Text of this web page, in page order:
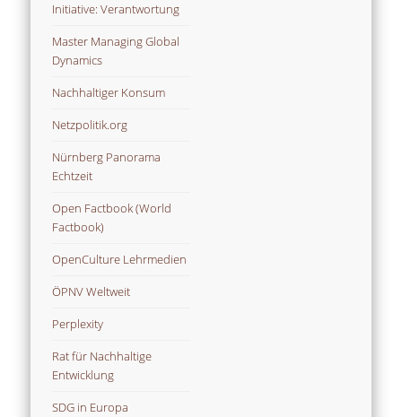
Initiative: Verantwortung
Master Managing Global
Dynamics
Nachhaltiger Konsum
Netzpolitik.org
Nürnberg Panorama
Echtzeit
Open Factbook (World
Factbook)
OpenCulture Lehrmedien
ÖPNV Weltweit
Perplexity
Rat für Nachhaltige
Entwicklung
SDG in Europa